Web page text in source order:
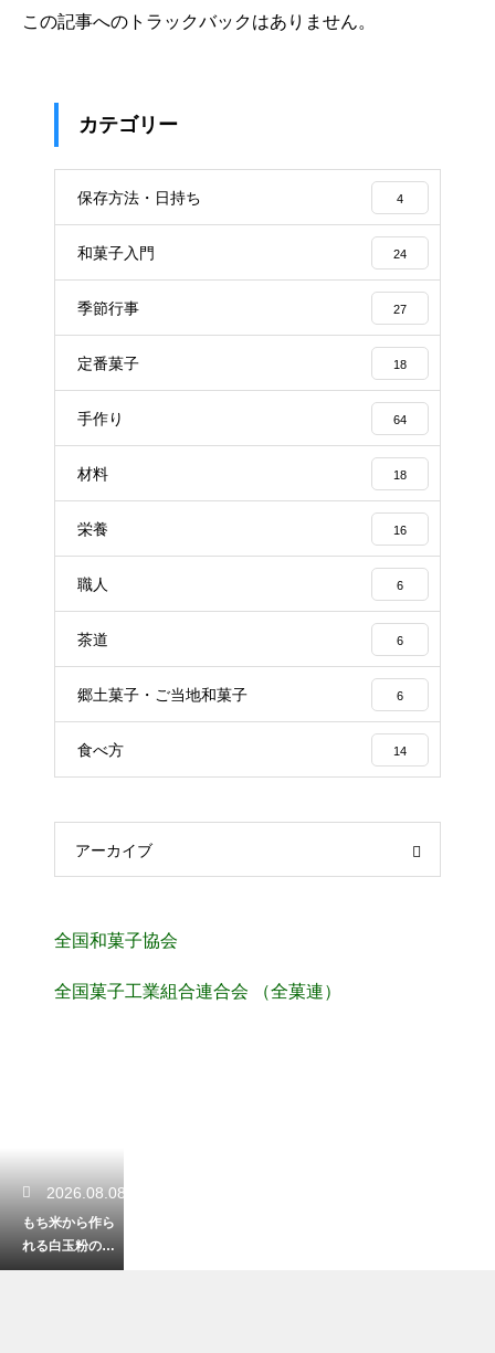
この記事へのトラックバックはありません。
カテゴリー
保存方法・日持ち 4
和菓子入門 24
季節行事 27
定番菓子 18
手作り 64
材料 18
栄養 16
職人 6
茶道 6
郷土菓子・ご当地和菓子 6
食べ方 14
アーカイブ
全国和菓子協会
全国菓子工業組合連合会 （全菓連）
2026.08.08
もち米から作ら
れる白玉粉の独
特な製法とは？